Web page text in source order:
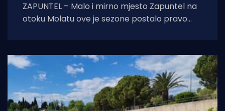
ZAPUNTEL – Malo i mirno mjesto Zapuntel na
otoku Molatu ove je sezone postalo pravo